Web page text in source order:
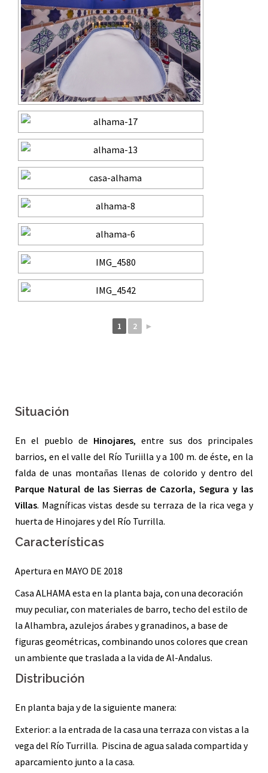
1 2 ►
Situación
En el pueblo de Hinojares, entre sus dos principales
barrios, en el valle del Río Turiilla y a 100 m. de éste, en la
falda de unas montañas llenas de colorido y dentro del
Parque Natural de las Sierras de Cazorla, Segura y las
Villas. Magníficas vistas desde su terraza de la rica vega y
huerta de Hinojares y del Río Turrilla.
Características
Apertura en MAYO DE 2018
Casa ALHAMA esta en la planta baja, con una decoración
muy peculiar, con materiales de barro, techo del estilo de
la Alhambra, azulejos árabes y granadinos, a base de
figuras geométricas, combinando unos colores que crean
un ambiente que traslada a la vida de Al-Andalus.
Distribución
En planta baja y de la siguiente manera:
Exterior: a la entrada de la casa una terraza con vistas a la
vega del Río Turrilla. Piscina de agua salada compartida y
aparcamiento junto a la casa.